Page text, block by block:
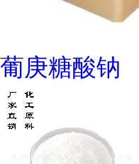
葡庚糖酸钠